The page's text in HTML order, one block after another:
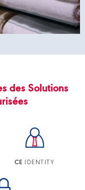
des Solutions
CE IDENTITY